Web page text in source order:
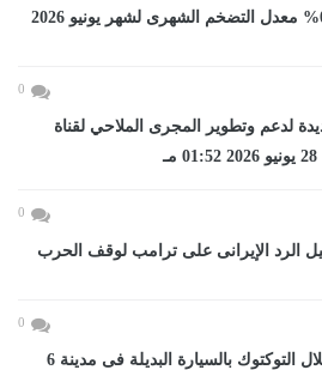
0
لدعم وتطوير المجرى الملاحي لقناة
0
الرد الإيرانى على ترامب لوقف الحرب
0
بدء تلقى طلبات إحلال التوكتوك بالسيارة البديلة فى مدينة 6